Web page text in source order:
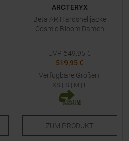
ARCTERYX
Beta AR Hardshelljacke
Cosmic Bloom Damen
UVP 649,95 €
519,95 €
Verfügbare Größen:
XS | S | M | L
ZUM PRODUKT